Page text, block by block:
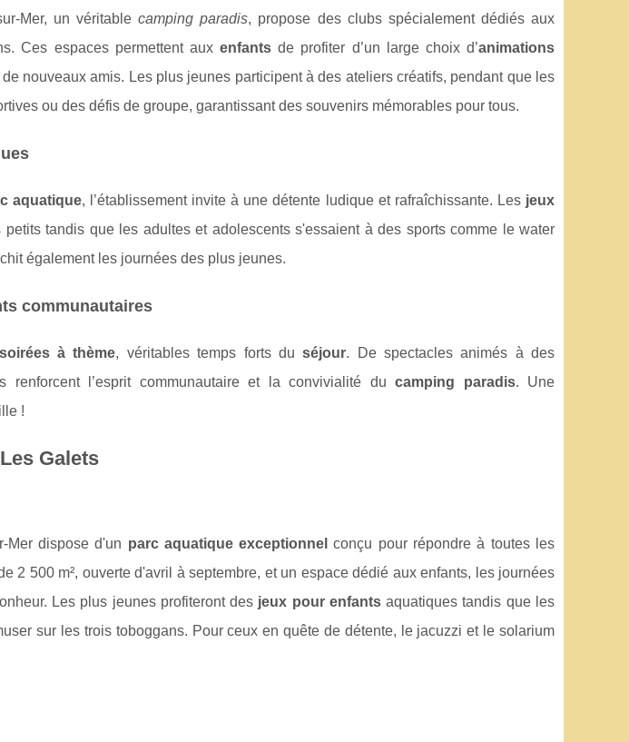
Mer, un véritablecamping paradis, propose des clubs spécialement dédiés aux
Ces espaces permettent aux enfants de profiter d’un large choix d’animations
nouveaux amis. Les plus jeunes participent à des ateliers créatifs, pendant que les
ou des défis de groupe, garantissant des souvenirs mémorables pour tous.
aquatique, l’établissement invite à une détente ludique et rafraîchissante. Les jeux
tandis que les adultes et adolescents s'essaient à des sports comme le water
également les journées des plus jeunes.
communautaires
soirées à thème, véritables temps forts duséjour. De spectacles animés à des
renforcent l’esprit communautaire et la convivialité ducamping paradis. Une
!
Galets
Mer dispose d'un parc aquatique exceptionnel conçu pour répondre à toutes les
2 500 m², ouverte d'avril à septembre, et un espace dédié aux enfants, les journées
Les plus jeunes profiteront des jeux pour enfantsaquatiques tandis que les
sur les trois toboggans. Pour ceux en quête de détente, le jacuzzi et le solarium